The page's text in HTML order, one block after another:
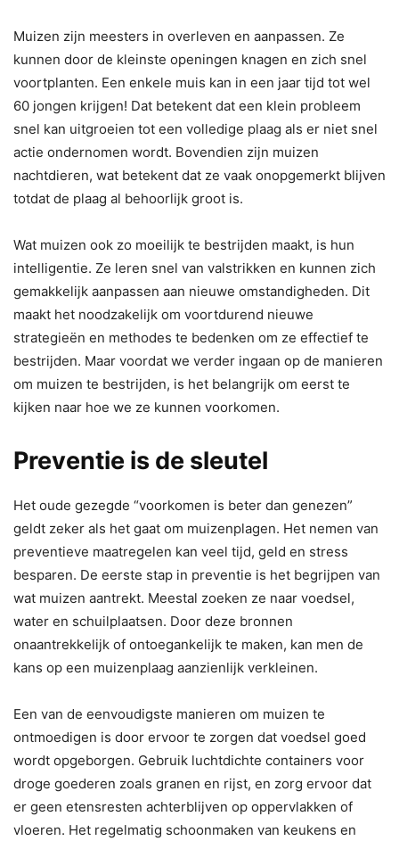
Muizen zijn meesters in overleven en aanpassen. Ze
kunnen door de kleinste openingen knagen en zich snel
voortplanten. Een enkele muis kan in een jaar tijd tot wel
60 jongen krijgen! Dat betekent dat een klein probleem
snel kan uitgroeien tot een volledige plaag als er niet snel
actie ondernomen wordt. Bovendien zijn muizen
nachtdieren, wat betekent dat ze vaak onopgemerkt blijven
totdat de plaag al behoorlijk groot is.
Wat muizen ook zo moeilijk te bestrijden maakt, is hun
intelligentie. Ze leren snel van valstrikken en kunnen zich
gemakkelijk aanpassen aan nieuwe omstandigheden. Dit
maakt het noodzakelijk om voortdurend nieuwe
strategieën en methodes te bedenken om ze effectief te
bestrijden. Maar voordat we verder ingaan op de manieren
om muizen te bestrijden, is het belangrijk om eerst te
kijken naar hoe we ze kunnen voorkomen.
Preventie is de sleutel
Het oude gezegde “voorkomen is beter dan genezen”
geldt zeker als het gaat om muizenplagen. Het nemen van
preventieve maatregelen kan veel tijd, geld en stress
besparen. De eerste stap in preventie is het begrijpen van
wat muizen aantrekt. Meestal zoeken ze naar voedsel,
water en schuilplaatsen. Door deze bronnen
onaantrekkelijk of ontoegankelijk te maken, kan men de
kans op een muizenplaag aanzienlijk verkleinen.
Een van de eenvoudigste manieren om muizen te
ontmoedigen is door ervoor te zorgen dat voedsel goed
wordt opgeborgen. Gebruik luchtdichte containers voor
droge goederen zoals granen en rijst, en zorg ervoor dat
er geen etensresten achterblijven op oppervlakken of
vloeren. Het regelmatig schoonmaken van keukens en